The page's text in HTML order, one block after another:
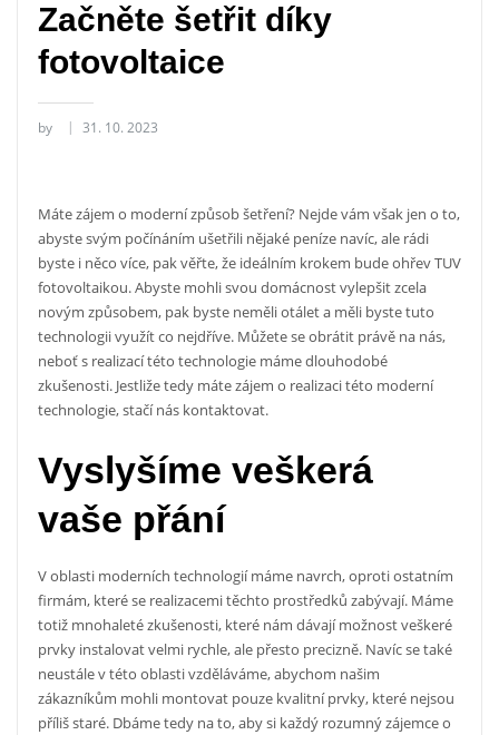
Začněte šetřit díky
fotovoltaice
by 31. 10. 2023
Máte zájem o moderní způsob šetření? Nejde vám však jen o to,
abyste svým počínáním ušetřili nějaké peníze navíc, ale rádi
byste i něco více, pak věřte, že ideálním krokem budeohřev TUV
fotovoltaikou. Abyste mohli svou domácnost vylepšit zcela
novým způsobem, pak byste neměli otálet a měli byste tuto
technologii využít co nejdříve. Můžete se obrátit právě na nás,
neboť s realizací této technologie máme dlouhodobé
zkušenosti. Jestliže tedy máte zájem o realizaci této moderní
technologie, stačí nás kontaktovat.
Vyslyšíme veškerá
vaše přání
V oblasti moderních technologií máme navrch, oproti ostatním
firmám, které se realizacemi těchto prostředků zabývají. Máme
totiž mnohaleté zkušenosti, které nám dávají možnost veškeré
prvky instalovat velmi rychle, ale přesto precizně. Navíc se také
neustále v této oblasti vzděláváme, abychom našim
zákazníkům mohli montovat pouze kvalitní prvky, které nejsou
příliš staré. Dbáme tedy na to, aby si každý rozumný zájemce o